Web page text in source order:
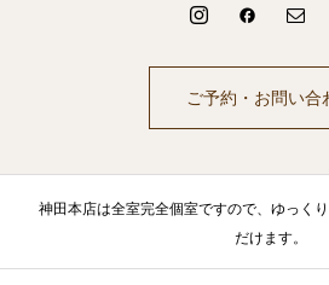
ご予約・お問い合
神田本店は全室完全個室ですので、ゆっく
だけます。